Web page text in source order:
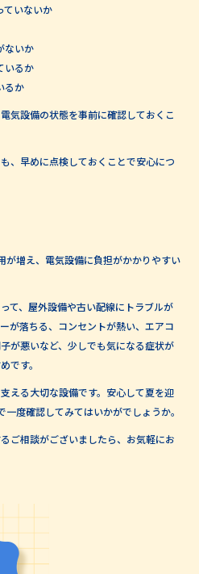
ていないか
ないか
いるか
るか
気設備の状態を事前に確認しておくこ
、早めに点検しておくことで安心につ
が増え、電気設備に負担がかかりやすい
て、屋外設備や古い配線にトラブルが
が落ちる、コンセントが熱い、エアコ
が悪いなど、少しでも気になる症状が
です。
える大切な設備です。安心して夏を迎
度確認してみてはいかがでしょうか。
ご相談がございましたら、お気軽にお